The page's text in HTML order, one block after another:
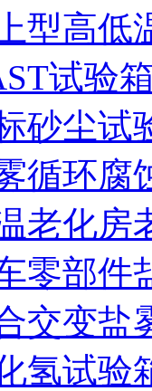
型高低
试验箱
砂尘试
循环腐
老化房
零部件
交变盐
氢试验